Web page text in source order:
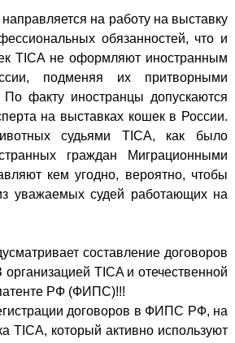
на работу на выставку
обязанностей, что и
TICA не оформляют иностранным
подменяя их притворными
По факту иностранцы допускаются
на выставках кошек в России.
судьями TICA, как было
граждан Миграционными
кем угодно, вероятно, чтобы
уважаемых судей работающих на
составление договоров
TICA и отечественной
РФ (ФИПС)!!!
договоров в ФИПС РФ, на
TICA, который активно используют